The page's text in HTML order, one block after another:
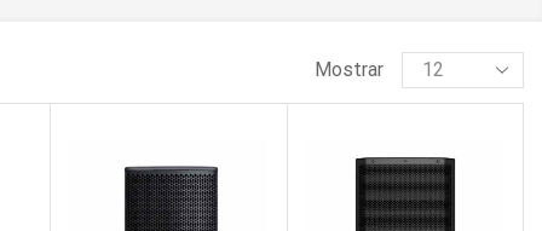
Mostrar